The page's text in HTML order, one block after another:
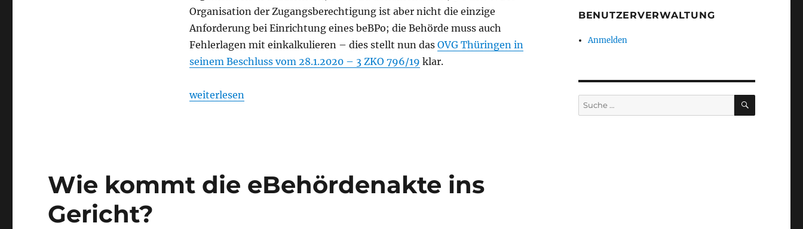
Organisation der Zugangsberechtigung ist aber nicht die einzige
Anforderung bei Einrichtung eines beBPo; die Behörde muss auch
Fehlerlagen mit einkalkulieren – dies stellt nun das OVG Thüringen in
seinem Beschluss vom 28.1.2020 – 3 ZKO 796/19 klar.
„beBPo will gut organisiert sein“
weiterlesen
Wie kommt die eBehördenakte ins
Gericht?
BENUTZERVERWALTUNG
Anmelden
Suche
nach:
SUCHEN